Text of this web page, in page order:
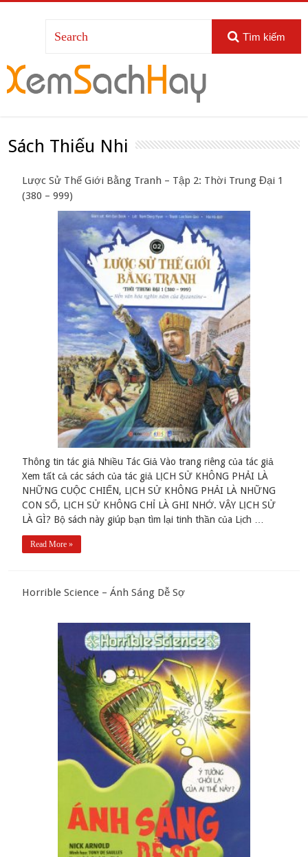
Tìm kiếm
Sách Thiếu Nhi
Lược Sử Thế Giới Bằng Tranh – Tập 2: Thời Trung Đại 1
(380 – 999)
Thông tin tác giả Nhiều Tác Giả Vào trang riêng của tác giả
Xem tất cả các sách của tác giả LỊCH SỬ KHÔNG PHẢI LÀ
NHỮNG CUỘC CHIẾN, LỊCH SỬ KHÔNG PHẢI LÀ NHỮNG
CON SỐ, LỊCH SỬ KHÔNG CHỈ LÀ GHI NHỚ. VẬY LỊCH SỬ
LÀ GÌ? Bộ sách này giúp bạn tìm lại tinh thần của Lịch …
Read More »
Horrible Science – Ánh Sáng Dễ Sợ